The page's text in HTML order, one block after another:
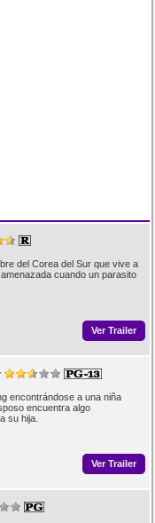
del Corea del Sur que vive a
cuando un parasito
Ver Trailer
encontrándose a una niña
encuentra algo
su hija.
Ver Trailer